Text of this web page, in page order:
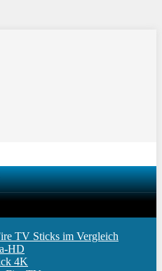
TV Sticks im Vergleich
HD
4K